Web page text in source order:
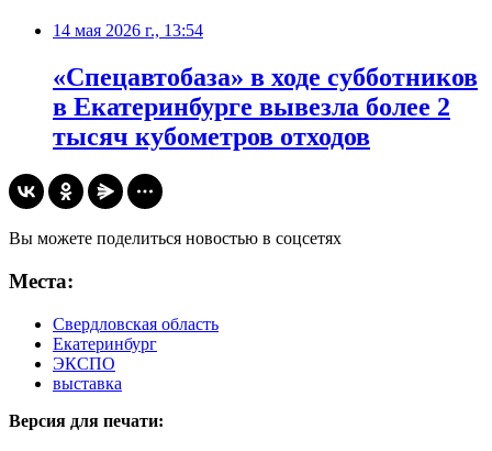
14 мая 2026 г., 13:54
«Спецавтобаза» в ходе субботников
в Екатеринбурге вывезла более 2
тысяч кубометров отходов
Вы можете поделиться новостью в соцсетях
Места:
Свердловская область
Екатеринбург
ЭКСПО
выставка
Версия для печати: